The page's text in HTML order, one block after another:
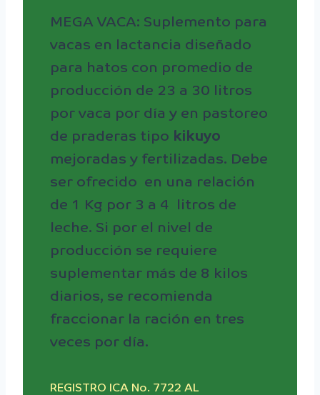
MEGA VACA: Suplemento para
vacas en lactancia diseñado
para hatos con promedio de
producción de 23 a 30 litros
por vaca por día y en pastoreo
de praderas tipo kikuyo
mejoradas y fertilizadas. Debe
ser ofrecido en una relación
de 1 Kg por 3 a 4 litros de
leche. Si por el nivel de
producción se requiere
suplementar más de 8 kilos
diarios, se recomienda
fraccionar la ración en tres
veces por día.
REGISTRO ICA No. 7722 AL